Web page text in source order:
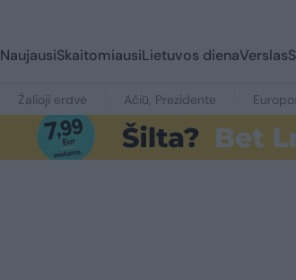
NaujausiSkaitomiausiLietuvos dienaVerslas
Žalioji erdvė Ačiū, Prezidente